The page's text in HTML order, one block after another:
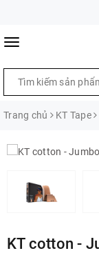
Trang chủ KT Tape
KT cotton -